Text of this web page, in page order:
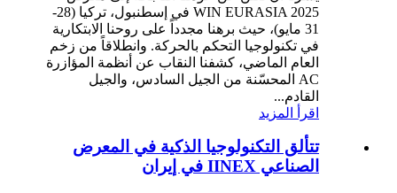
WIN EURASIA 2025 في إسطنبول، تركيا (28-
31 مايو)، حيث برهنا مجدداً على روحنا الابتكارية
في تكنولوجيا التحكم بالحركة. وانطلاقاً من زخم
العام الماضي، كشفنا النقاب عن أنظمة المؤازرة
AC المحسّنة من الجيل السادس، والجيل
القادم...
اقرأ المزيد
تتألق التكنولوجيا الذكية في المعرض
الصناعي IINEX في إيران